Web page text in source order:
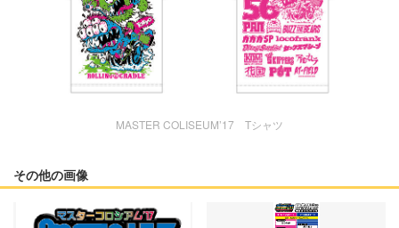
MASTER COLISEUM’17 Tシャツ
その他の画像